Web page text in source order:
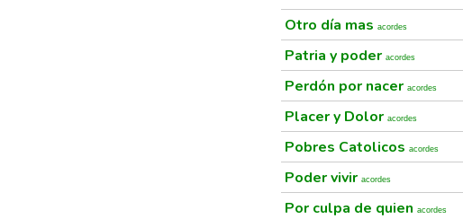
Otro día mas acordes
Patria y poder acordes
Perdón por nacer acordes
Placer y Dolor acordes
Pobres Catolicos acordes
Poder vivir acordes
Por culpa de quien acordes